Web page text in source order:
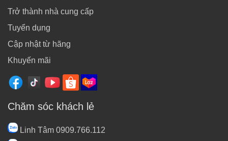
Trở thành nhà cung cấp
Tuyển dụng
Cập nhật từ hãng
Khuyến mãi
Chăm sóc khách lẻ
Linh Tâm 0909.766.112